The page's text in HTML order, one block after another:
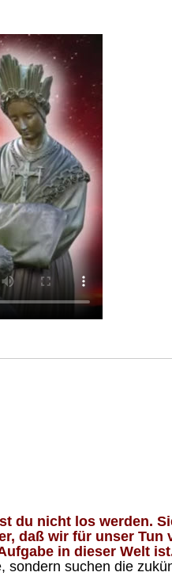
du nicht los werden.
daß wir für unser Tun
in dieser Welt
suchen die